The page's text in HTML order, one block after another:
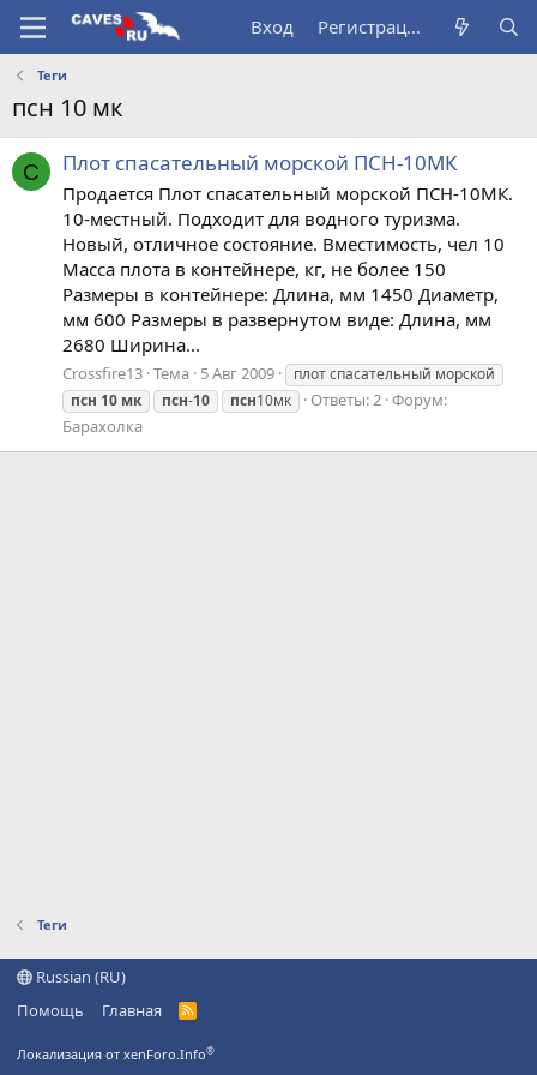
Вход Регистрация
Теги
псн 10 мк
C Плот спасательный морской ПСН-10МК
Продается Плот спасательный морской ПСН-10МК.
10-местный. Подходит для водного туризма.
Новый, отличное состояние. Вместимость, чел 10
Масса плота в контейнере, кг, не более 150
Размеры в контейнере: Длина, мм 1450 Диаметр,
мм 600 Размеры в развернутом виде: Длина, мм
2680 Ширина...
Crossfire13 Тема 5 Авг 2009
плот спасательный морской
псн 10 мк псн-10 псн10мк Ответы: 2 Форум:
Барахолка
Теги
Russian (RU)
Помощь
Главная
R
Локализация от xenForo.Info®